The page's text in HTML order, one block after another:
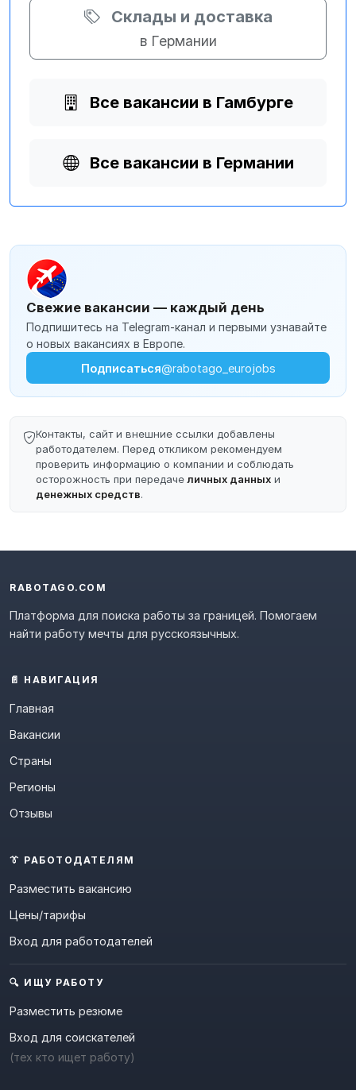
Склады и доставка
в Германии
Все вакансии в Гамбурге
Все вакансии в Германии
Свежие вакансии — каждый день
Подпишитесь на Telegram-канал и первыми узнавайте
о новых вакансиях в Европе.
Подписаться@rabotago_eurojobs
Контакты, сайт и внешние ссылки добавлены
работодателем. Перед откликом рекомендуем
проверить информацию о компании и соблюдать
осторожность при передачеличных данных и
денежных средств.
RABOTAGO.COM
Платформа для поиска работы за границей. Помогаем
найти работу мечты для русскоязычных.
📄 НАВИГАЦИЯ
Главная
Вакансии
Страны
Регионы
Отзывы
👔 РАБОТОДАТЕЛЯМ
Разместить вакансию
Цены/тарифы
Вход для работодателей
🔍 ИЩУ РАБОТУ
Разместить резюме
Вход для соискателей
(тех кто ищет работу)